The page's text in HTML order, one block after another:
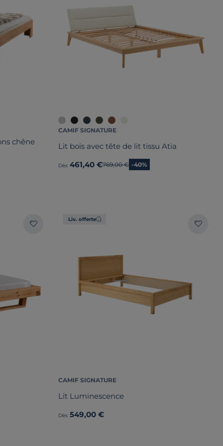
chêne
CAMIF SIGNATURE
Lit bois avec tête de lit tissu Atia
Dès 461,40 €Ancien prix
769,00 € -40%
Liv. offerte
CAMIF SIGNATURE
Lit Luminescence
Dès 549,00 €